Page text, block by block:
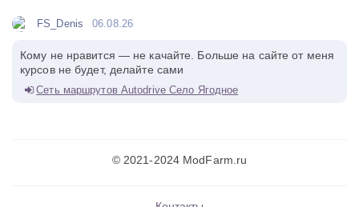
FS_Denis 06.08.26
Кому не нравится — не качайте. Больше на сайте от меня
курсов не будет, делайте сами
Сеть маршрутов Autodrive Село Ягодное
© 2021-2024 ModFarm.ru